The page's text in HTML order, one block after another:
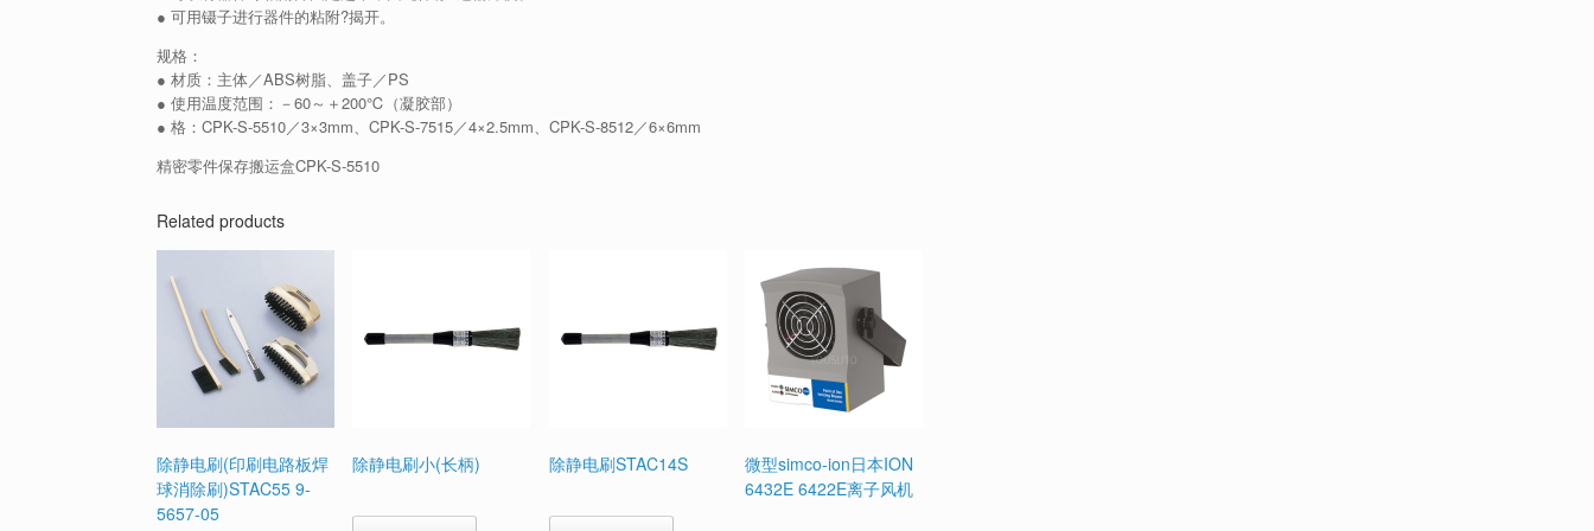
● 可用镊子进行器件的粘附?揭开。
规格：
● 材质：主体／ABS树脂、盖子／PS
● 使用温度范围：－60～＋200℃（凝胶部）
● 格：CPK-S-5510／3×3mm、CPK-S-7515／4×2.5mm、CPK-S-8512／6×6mm
精密零件保存搬运盒CPK-S-5510
Related products
除静电刷(印刷电路板焊
球消除刷)STAC55 9-
5657-05
除静电刷小(长柄) 除静电刷STAC14S
微型simco-ion日本ION
6432E 6422E离子风机